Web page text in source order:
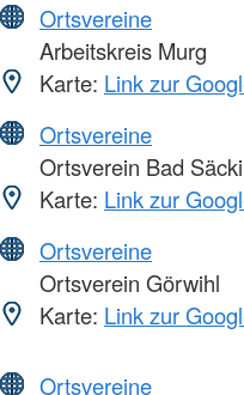
Ortsvereine
Arbeitskreis Murg
Karte: Link zur
Ortsvereine
Ortsverein Bad
Karte: Link zur
Ortsvereine
Ortsverein Görwihl
Karte: Link zur
Ortsvereine